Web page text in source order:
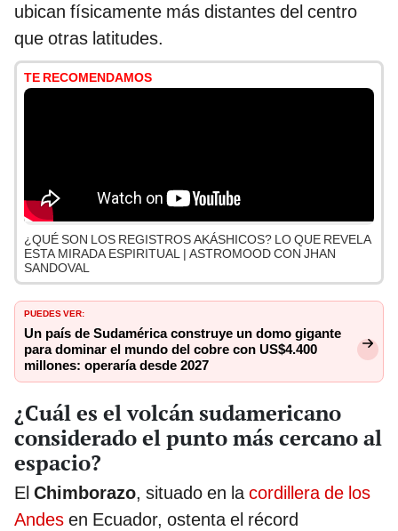
ubican físicamente más distantes del centro
que otras latitudes.
TE RECOMENDAMOS
¿QUÉ SON LOS REGISTROS AKÁSHICOS? LO QUE REVELA
ESTA MIRADA ESPIRITUAL | ASTROMOOD CON JHAN
SANDOVAL
PUEDES VER:
Un país de Sudamérica construye un domo gigante
para dominar el mundo del cobre con US$4.400
millones: operaría desde 2027
¿Cuál es el volcán sudamericano
considerado el punto más cercano al
espacio?
El Chimborazo, situado en lacordillera de los
Andes en Ecuador, ostenta el récord